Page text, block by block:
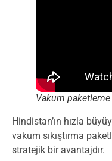
Vakum
Hindistan’ın hızla
vakum sıkıştırma
stratejik bir avantajdır.